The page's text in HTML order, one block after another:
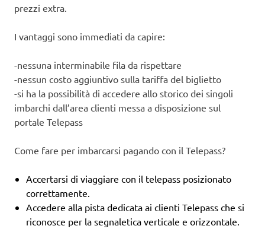
prezzi extra.
I vantaggi sono immediati da capire:
-nessuna interminabile fila da rispettare
-nessun costo aggiuntivo sulla tariffa del biglietto
-si ha la possibilità di accedere allo storico dei singoli
imbarchi dall’area clienti messa a disposizione sul
portale Telepass
Come fare per imbarcarsi pagando con il Telepass?
Accertarsi di viaggiare con il telepass posizionato
correttamente.
Accedere alla pista dedicata ai clienti Telepass che si
riconosce per la segnaletica verticale e orizzontale.